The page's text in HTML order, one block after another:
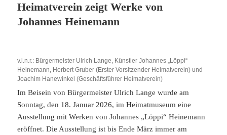
Heimatverein zeigt Werke von
Johannes Heinemann
v.l.n.r.: Bürgermeister Ulrich Lange, Künstler Johannes „Löppi“
Heinemann, Herbert Gruber (Erster Vorsitzender Heimatverein) und
Joachim Hanewinkel (Geschäftsführer Heimatverein)
Im Beisein von Bürgermeister Ulrich Lange wurde am
Sonntag, den 18. Januar 2026, im Heimatmuseum eine
Ausstellung mit Werken von Johannes „Löppi“ Heinemann
eröffnet. Die Ausstellung ist bis Ende März immer am